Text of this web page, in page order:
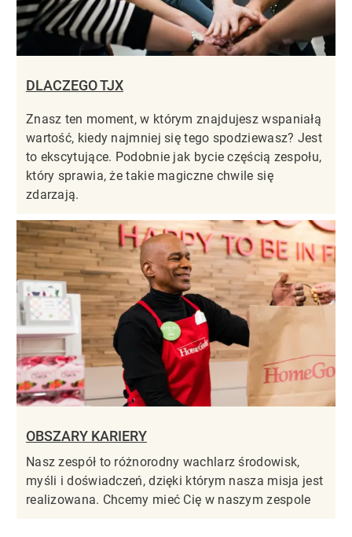
DLACZEGO TJX
Znasz ten moment, w którym znajdujesz wspaniałą
wartość, kiedy najmniej się tego spodziewasz? Jest
to ekscytujące. Podobnie jak bycie częścią zespołu,
który sprawia, że takie magiczne chwile się
zdarzają.
OBSZARY KARIERY
Nasz zespół to różnorodny wachlarz środowisk,
myśli i doświadczeń, dzięki którym nasza misja jest
realizowana. Chcemy mieć Cię w naszym zespole